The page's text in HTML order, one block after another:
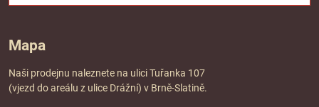
Mapa
Naši prodejnu naleznete na ulici Tuřanka 107
(vjezd do areálu z ulice Drážní) v Brně-Slatině.